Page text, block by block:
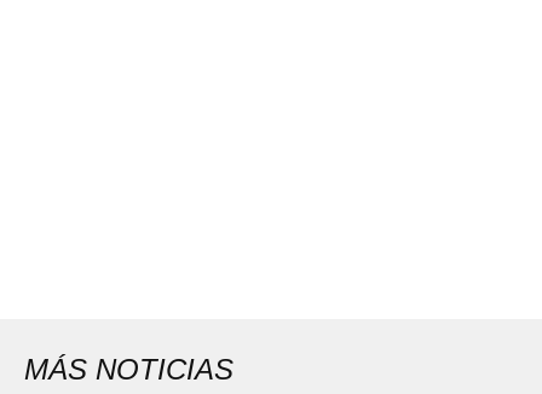
MÁS NOTICIAS